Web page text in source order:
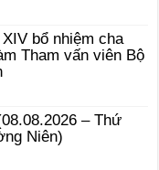
bổ nhiệm cha
Tham vấn viên Bộ
– Thứ
Niên)